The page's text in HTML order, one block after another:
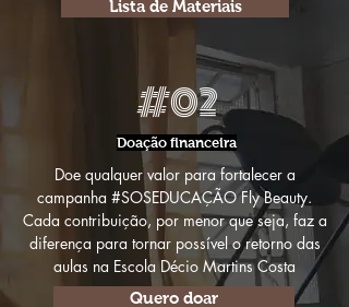
Lista de Materiais
#02
Doação financeira
Doe qualquer valor para fortalecer a
campanha #SOSEDUCAÇÃO Fly Beauty.
Cada contribuição, por menor que seja, faz a
diferença para tornar possível o retorno das
aulas na Escola Décio Martins Costa
Quero doar